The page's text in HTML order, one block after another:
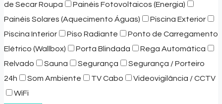
de Secar Roupa
Painéis Fotovoltaicos (Energia)
Painéis Solares (Aquecimento Águas)
Piscina Exterior
Piscina Interior
Piso Radiante
Ponto de Carregamento
Elétrico (Wallbox)
Porta Blindada
Rega Automática
Relvado
Sauna Segurança
Segurança / Porteiro
24h
Som Ambiente TV Cabo
Videovigilância / CCTV
WiFi